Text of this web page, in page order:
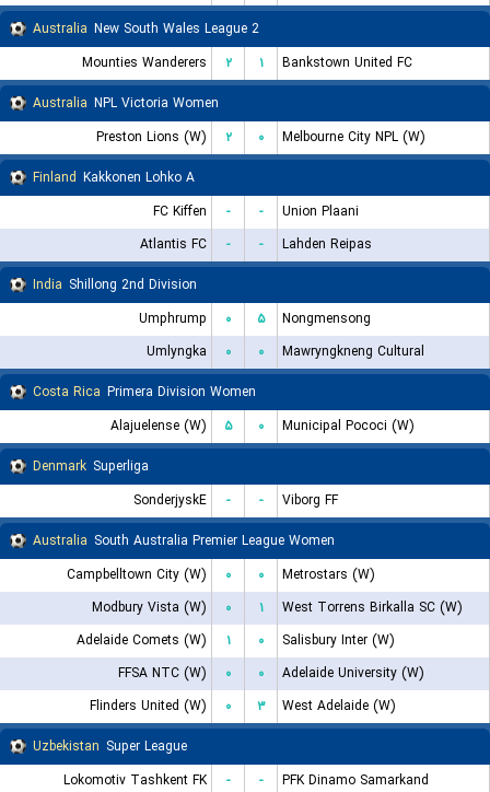
Australia New South Wales League 2
Mounties Wanderers
۲ ۱
Bankstown United FC
Australia NPL Victoria Women
Preston Lions (W)
۲ ۰
Melbourne City NPL (W)
Finland Kakkonen Lohko A
FC Kiffen
- -
Union Plaani
Atlantis FC
- -
Lahden Reipas
India Shillong 2nd Division
Umphrump
۰ ۵
Nongmensong
Umlyngka
۰ ۰
Mawryngkneng Cultural
Costa Rica Primera Division Women
Alajuelense (W)
۵ ۰
Municipal Pococi (W)
Denmark Superliga
SonderjyskE
- -
Viborg FF
Australia South Australia Premier League Women
Campbelltown City (W)
۰ ۰
Metrostars (W)
Modbury Vista (W)
۰ ۱
West Torrens Birkalla SC (W)
Adelaide Comets (W)
۱ ۰
Salisbury Inter (W)
FFSA NTC (W)
۰ ۰
Adelaide University (W)
Flinders United (W)
۰ ۳
West Adelaide (W)
Uzbekistan Super League
Lokomotiv Tashkent FK
- - PFK Dinamo Samarkand